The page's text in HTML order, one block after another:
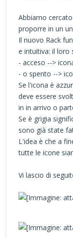
Abbiamo
proporre in un
Il nuovo Rack
e intuitiva: il loro
- acceso -->
- o spento -->
Se l'icona è
deve essere
in in arrivo o
Se è grigia
sono già state
L'idea è che a
tutte le icone
Vi lascio di